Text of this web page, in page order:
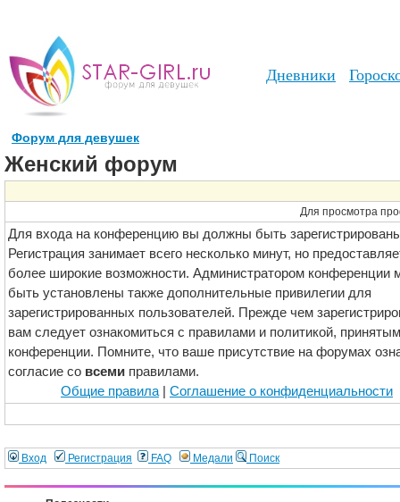
Дневники
Форум для девушек
Женский форум
Для просмотра
Для входа на конференцию вы должны быть
Регистрация занимает всего несколько минут, но
более широкие возможности. Администратором конференции
быть установлены также дополнительные привилегии для
зарегистрированных пользователей. Прежде чем
вам следует ознакомиться с правилами и политикой,
конференции. Помните, что ваше присутствие на форумах
согласие со всеми правилами.
Общие правила
Соглашение о конфиденциальности
Вход Регистрация FAQ Медали Поиск